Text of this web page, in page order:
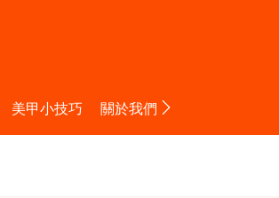
美甲小技巧 關於我們